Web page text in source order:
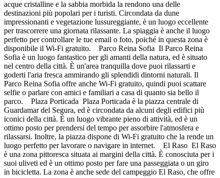
acque cristalline e la sabbia morbida la rendono una delle
destinazioni più popolari per i turisti. Circondata da dune
impressionanti e vegetazione lussureggiante, è un luogo eccellente
per trascorrere una giornata rilassante. La spiaggia è anche il luogo
perfetto per controllare le tue email o foto, poiché in questa zona è
disponibile il Wi-Fi gratuito. Parco Reina Sofia Il Parco Reina
Sofia è un luogo fantastico per gli amanti della natura, ed è situato
nel centro della città. È un'area tranquilla dove puoi rilassarti e
goderti l'aria fresca ammirando gli splendidi dintorni naturali. Il
Parco Reina Sofia offre anche Wi-Fi gratuito, quindi puoi scattare
selfie o parlare con amici e familiari a casa di quanto sia bello il
parco. Plaza Porticada Plaza Porticada è la piazza centrale di
Guardamar del Segura, ed è circondata da alcuni degli edifici più
iconici della città. È un luogo vibrante pieno di attività, ed è un
ottimo posto per prendersi del tempo per assorbire l'atmosfera e
rilassarsi. Inoltre, la piazza dispone di Wi-Fi gratuito che la rende un
luogo perfetto per lavorare o navigare in internet. El Raso El Raso
è una zona pittoresca situata ai margini della città. È conosciuta per i
suoi uliveti ed è un ottimo posto per fare una passeggiata o un giro
in bicicletta. La zona è anche sede del campeggio El Raso, che offre